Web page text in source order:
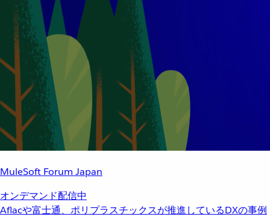
MuleSoft Forum Japan
オンデマンド配信中
Aflacや富士通、ポリプラスチックスが推進しているDXの事例